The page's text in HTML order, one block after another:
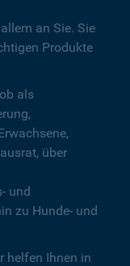
an Sie. Sie
Produkte
als
über
und
zu Hunde- und
helfen Ihnen in